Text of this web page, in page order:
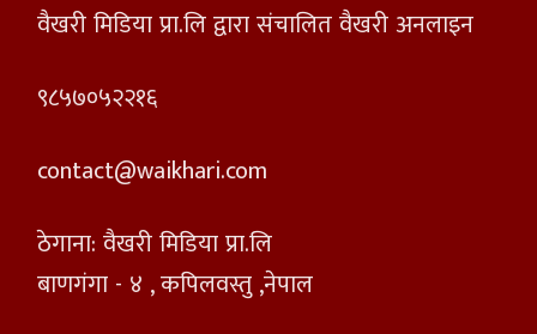
वैखरी मिडिया प्रा.लि द्वारा संचालित वैखरी अनलाइन
९८५७०५२२१६
contact@waikhari.com
ठेगाना: वैखरी मिडिया प्रा.लि
बाणगंगा - ४ , कपिलवस्तु ,नेपाल